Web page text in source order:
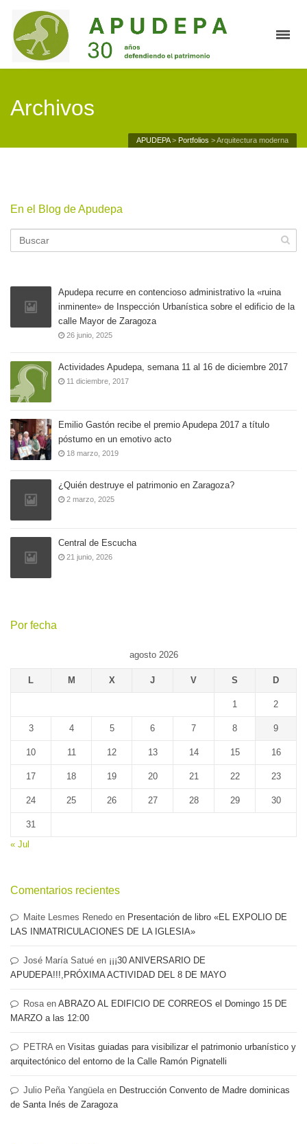
Archivos
APUDEPA> Portfolios >Arquitectura moderna
En el Blog de Apudepa
Apudepa recurre en contencioso administrativo la «ruina
inminente» de Inspección Urbanística sobre el edificio de la
calle Mayor de Zaragoza
26 junio, 2025
Actividades Apudepa, semana 11 al 16 de diciembre 2017
11 diciembre, 2017
Emilio Gastón recibe el premio Apudepa 2017 a título
póstumo en un emotivo acto
18 marzo, 2019
¿Quién destruye el patrimonio en Zaragoza?
2 marzo, 2025
Central de Escucha
21 junio, 2026
Por fecha
agosto 2026
L M X J V S D
1 2
3 4 5 6 7 8 9
10 11 12 13 14 15 16
17 18 19 20 21 22 23
24 25 26 27 28 29 30
31
« Jul
Comentarios recientes
Maite Lesmes Renedo en Presentación de libro «EL EXPOLIO DE
LAS INMATRICULACIONES DE LA IGLESIA»
José María Satué en ¡¡¡30 ANIVERSARIO DE
APUDEPA!!!,PRÓXIMA ACTIVIDAD DEL 8 DE MAYO
Rosaen ABRAZO AL EDIFICIO DE CORREOS el Domingo 15 DE
MARZO a las 12:00
PETRAen Visitas guiadas para visibilizar el patrimonio urbanístico y
arquitectónico del entorno de la Calle Ramón Pignatelli
Julio Peña Yangüelaen Destrucción Convento de Madre dominicas
de Santa Inés de Zaragoza